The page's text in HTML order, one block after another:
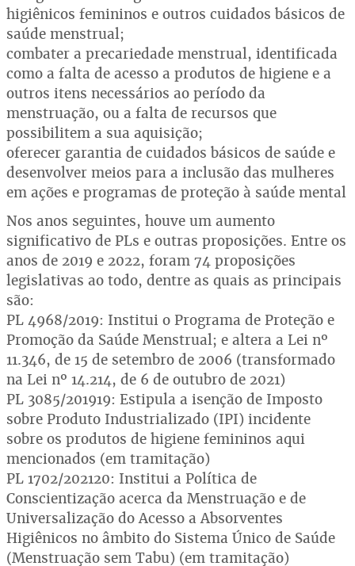
higiênicos femininos e outros cuidados básicos de
saúde menstrual;
combater a precariedade menstrual, identificada
como a falta de acesso a produtos de higiene e a
outros itens necessários ao período da
menstruação, ou a falta de recursos que
possibilitem a sua aquisição;
oferecer garantia de cuidados básicos de saúde e
desenvolver meios para a inclusão das mulheres
em ações e programas de proteção à saúde mental
Nos anos seguintes, houve um aumento
significativo de PLs e outras proposições. Entre os
anos de 2019 e 2022, foram 74 proposições
legislativas ao todo, dentre as quais as principais
são:
PL 4968/2019: Institui o Programa de Proteção e
Promoção da Saúde Menstrual; e altera a Lei nº
11.346, de 15 de setembro de 2006 (transformado
na Lei nº 14.214, de 6 de outubro de 2021)
PL 3085/201919: Estipula a isenção de Imposto
sobre Produto Industrializado (IPI) incidente
sobre os produtos de higiene femininos aqui
mencionados (em tramitação)
PL 1702/202120: Institui a Política de
Conscientização acerca da Menstruação e de
Universalização do Acesso a Absorventes
Higiênicos no âmbito do Sistema Único de Saúde
(Menstruação sem Tabu) (em tramitação)